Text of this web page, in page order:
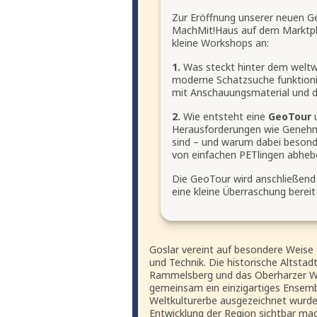
Zur Eröffnung unserer neuen
MachMit!Haus auf dem
kleine Workshops an:
1. Was steckt hinter dem
moderne Schatzsuche
mit Anschauungsmaterial und
2. Wie entsteht eine GeoTour
Herausforderungen wie
sind – und warum dabei
von einfachen PETlingen
Die GeoTour wird
eine kleine Überraschung
Goslar vereint auf besondere
und Technik. Die historische
Rammelsberg und das Oberharzer
gemeinsam ein einzigartiges
Weltkulturerbe ausgezeichnet
Entwicklung der Region sichtbar